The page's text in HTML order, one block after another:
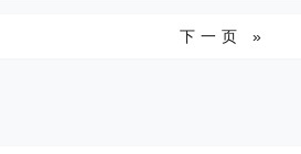
下一页 »